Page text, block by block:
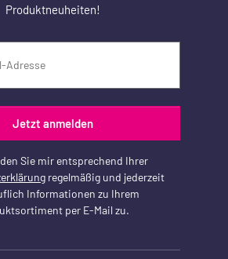
Produktneuheiten!
Jetzt anmelden
Sie mir entsprechend Ihrer
regelmäßig und jederzeit
Informationen zu Ihrem
per E-Mail zu.